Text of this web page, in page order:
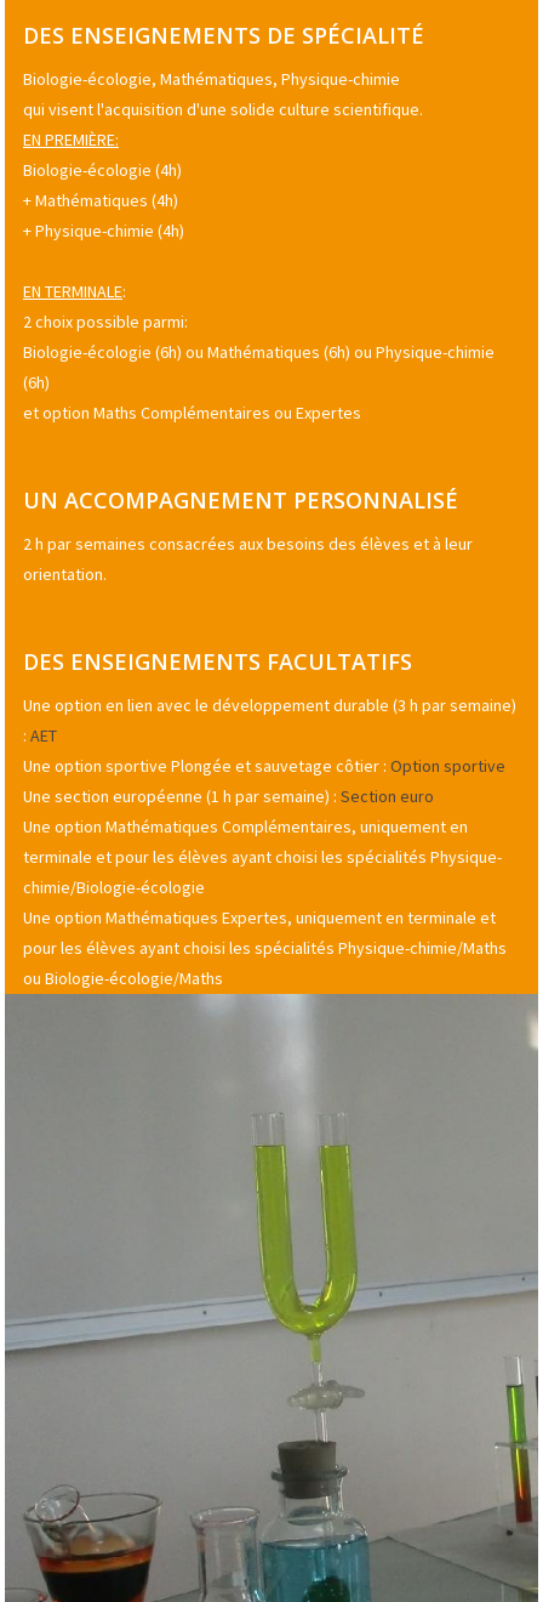
DES ENSEIGNEMENTS DE SPÉCIALITÉ
Biologie-écologie, Mathématiques, Physique-chimie
qui visent l'acquisition d'une solide culture scientifique.
EN PREMIÈRE:
Biologie-écologie (4h)
+ Mathématiques (4h)
+ Physique-chimie (4h)
EN TERMINALE:
2 choix possible parmi:
Biologie-écologie (6h) ou Mathématiques (6h) ou Physique-chimie
(6h)
et option Maths Complémentaires ou Expertes
UN ACCOMPAGNEMENT PERSONNALISÉ
2 h par semaines consacrées aux besoins des élèves et à leur
orientation.
DES ENSEIGNEMENTS FACULTATIFS
Une option en lien avec le développement durable (3 h par semaine)
: AET
Une option sportive Plongée et sauvetage côtier : Option sportive
Une section européenne (1 h par semaine) : Section euro
Une option Mathématiques Complémentaires, uniquement en
terminale et pour les élèves ayant choisi les spécialités Physique-
chimie/Biologie-écologie
Une option Mathématiques Expertes, uniquement en terminale et
pour les élèves ayant choisi les spécialités Physique-chimie/Maths
ou Biologie-écologie/Maths